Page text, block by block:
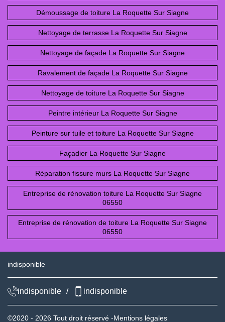
Démoussage de toiture La Roquette Sur Siagne
Nettoyage de terrasse La Roquette Sur Siagne
Nettoyage de façade La Roquette Sur Siagne
Ravalement de façade La Roquette Sur Siagne
Nettoyage de toiture La Roquette Sur Siagne
Peintre intérieur La Roquette Sur Siagne
Peinture sur tuile et toiture La Roquette Sur Siagne
Façadier La Roquette Sur Siagne
Réparation fissure murs La Roquette Sur Siagne
Entreprise de rénovation toiture La Roquette Sur Siagne
06550
Entreprise de rénovation de toiture La Roquette Sur Siagne
06550
indisponible
indisponible / indisponible
©2020 - 2026 Tout droit réservé -Mentions légales